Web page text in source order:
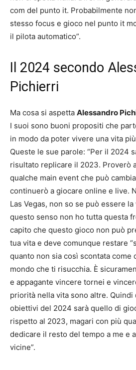
com del punto it. Probabilmente
stesso focus e gioco nel punto it
il pilota automatico”.
Il 2024 secondo
Pichierri
Ma cosa si aspetta Alessandro
I suoi sono buoni propositi che
in modo da poter vivere una vita
Queste le sue parole: “Per il 2024
risultato replicare il 2023. Proverò
qualche main event che può
continuerò a giocare online e live.
Las Vegas, non so se può essere
questo senso non ho tutta questa
capito che questo gioco non può
tua vita e deve comunque restare
quanto non sia così scontata come
mondo che ti risucchia. È
e appagante vincere tornei e
priorità nella vita sono altre.
obiettivi del 2024 sarà quello di
rispetto al 2023, magari con più
dedicare il resto del tempo a me e
vicine”.